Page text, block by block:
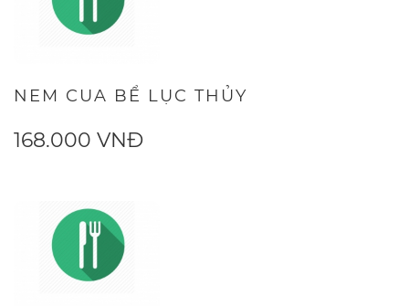
NEM CUA BỂ LỤC THỦY
168.000 VNĐ